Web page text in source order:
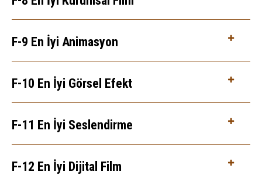
F-9 En İyi Animasyon
F-10 En İyi Görsel Efekt
F-11 En İyi Seslendirme
F-12 En İyi Dijital Film